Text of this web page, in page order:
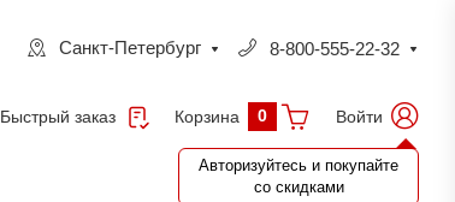
Санкт-Петербург 8-800-555-22-32
Быстрый заказ Корзина 0 Войти
Авторизуйтесь и покупайте
со скидками